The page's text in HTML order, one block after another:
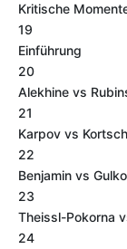
Kritische
19
Einführung
20
Alekhine vs
21
Karpov vs
22
Benjamin vs Gulko
23
Theissl-Pokorna
24